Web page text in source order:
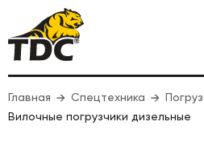
Главная Спецтехника
Вилочные погрузчики дизельные